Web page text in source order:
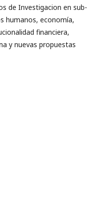
de Investigacion en sub-
humanos, economía,
financiera,
y nuevas propuestas